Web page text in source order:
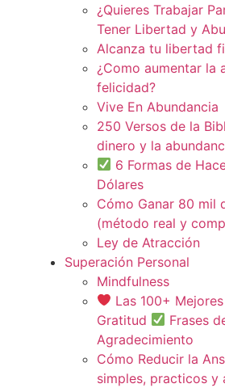
¿Quieres Trabajar
Tener Libertad y
Alcanza tu libertad
¿Como aumentar la
felicidad?
Vive En Abundancia
250 Versos de la
dinero y la
6 Formas de
Dólares
Cómo Ganar 80 mil
(método real y
Ley de Atracción
Superación Personal
Mindfulness
Las 100+
Gratitud
Frases
Agradecimiento
Cómo Reducir la
simples, practicos y